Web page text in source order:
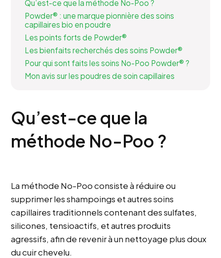
Qu’est-ce que la méthode No-Poo ?
Powder® : une marque pionnière des soins
capillaires bio en poudre
Les points forts de Powder®
Les bienfaits recherchés des soins Powder®
Pour qui sont faits les soins No-Poo Powder® ?
Mon avis sur les poudres de soin capillaires
Qu’est-ce que la
méthode No-Poo ?
La méthode No-Poo consiste à réduire ou
supprimer les shampoings et autres soins
capillaires traditionnels contenant des sulfates,
silicones, tensioactifs, et autres produits
agressifs, afin de revenir à un nettoyage plus doux
du cuir chevelu.